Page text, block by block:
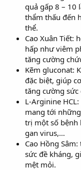
quả gấp 8 – 10
thẩm thấu đến
thể.
Cao Xuân Tiết:
hấp như viêm
tăng cường
Kẽm gluconat:
đặc biệt, giúp
tăng cường sức
L-Arginine
mang tới
trị một số bệnh
gan virus,…
Cao Hồng
sức đề kháng,
mệt mỏi.